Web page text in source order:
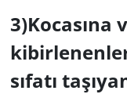
3)Kocasına
sıfatı